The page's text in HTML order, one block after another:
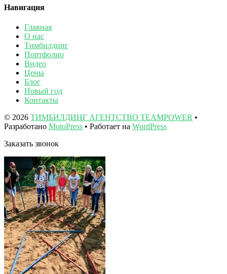
Навигация
Главная
О нас
Тимбилдинг
Портфолио
Видео
Цены
Блог
Новый год
Контакты
© 2026 ТИМБИЛДИНГ АГЕНТСТВО TEAMPOWER •
Разработано MotoPress • Работает на WordPress
Заказать звонок